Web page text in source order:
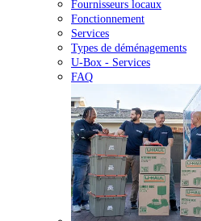
Fournisseurs locaux
Fonctionnement
Services
Types de déménagements
U-Box - Services
FAQ